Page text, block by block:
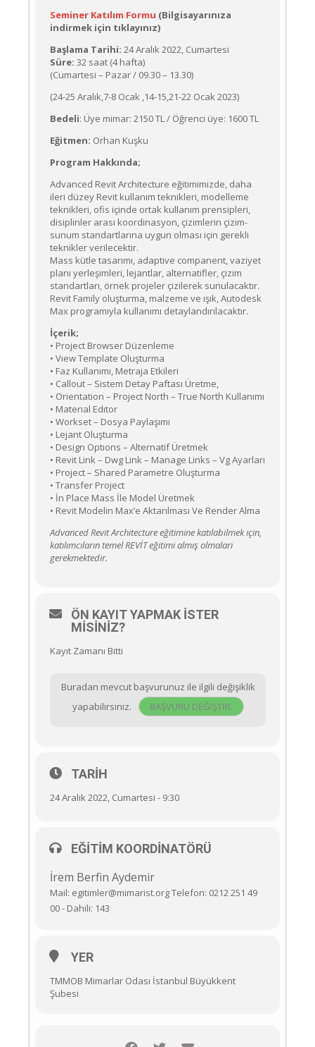
Seminer Katılım Formu (Bilgisayarınıza
indirmek için tıklayınız)
Başlama Tarihi: 24 Aralık 2022, Cumartesi
Süre: 32 saat (4 hafta)
(Cumartesi – Pazar / 09.30 – 13.30)
(24-25 Aralık,7-8 Ocak ,14-15,21-22 Ocak 2023)
Bedeli: Üye mimar: 2150 TL / Öğrenci üye: 1600 TL
Eğitmen: Orhan Kuşku
Program Hakkında;
Advanced Revit Architecture eğitimimizde, daha
ileri düzey Revit kullanım teknikleri, modelleme
teknikleri, ofis içinde ortak kullanım prensipleri,
disiplinler arası koordinasyon, çizimlerin çizim-
sunum standartlarına uygun olması için gerekli
teknikler verilecektir.
Mass kütle tasarımı, adaptive companent, vaziyet
planı yerleşimleri, lejantlar, alternatifler, çizim
standartları, örnek projeler çizilerek sunulacaktır.
Revit Family oluşturma, malzeme ve ışık, Autodesk
Max programıyla kullanımı detaylandırılacaktır.
İçerik;
• Project Browser Düzenleme
• Vıew Template Oluşturma
• Faz Kullanımı, Metraja Etkileri
• Callout – Sistem Detay Paftası Üretme,
• Orientation – Project North – True North Kullanımı
• Materıal Edıtor
• Workset – Dosya Paylaşımı
• Lejant Oluşturma
• Design Optıons – Alternatif Üretmek
• Revit Link – Dwg Link – Manage Links – Vg Ayarları
• Project – Shared Parametre Oluşturma
• Transfer Project
• İn Place Mass İle Model Üretmek
• Revit Modelin Max’e Aktarılması Ve Render Alma
Advanced Revit Architecture eğitimine katılabilmek için,
katılımcıların temel REVİT eğitimi almış olmaları
gerekmektedir.
ÖN KAYIT YAPMAK İSTER
MISINIZ?
Kayıt Zamanı Bitti
Buradan mevcut başvurunuz ile ilgili değişiklik
yapabilirsiniz.
BAŞVURU DEĞIŞTIR.
TARIH
24 Aralık 2022, Cumartesi - 9:30
EĞITIM KOORDINATÖRÜ
İrem Berfin Aydemir
Mail: egitimler@mimarist.org Telefon: 0212 251 49
00 - Dahili: 143
YER
TMMOB Mimarlar Odası İstanbul Büyükkent
Şubesi